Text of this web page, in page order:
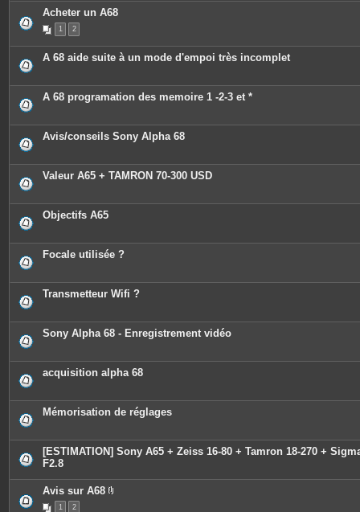
Acheter un A68
1 2
A 68 aide suite à un mode d'empoi très incomplet
A 68 programation des memoire 1 -2-3 et *
Avis/conseils Sony Alpha 68
Valeur A65 + TAMRON 70-300 USD
Objectifs A65
Focale utilisée ?
Transmetteur Wifi ?
Sony Alpha 68 - Enregistrement vidéo
acquisition alpha 68
Mémorisation de réglages
[ESTIMATION] Sony A65 + Zeiss 16-80 + Tamron 18-270 +
F2.8
Avis sur A68
1 2